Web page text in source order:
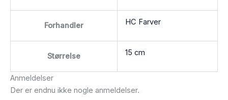
Forhandler HC Farver
Størrelse 15 cm
Anmeldelser
Der er endnu ikke nogle anmeldelser.